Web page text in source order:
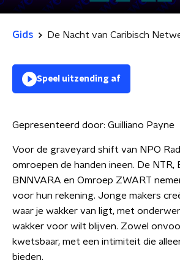
Gids De Nacht van Caribisch
Speel uitzending af
Gepresenteerd door: Guilliano Payne
Voor de graveyard shift van NPO
omroepen de handen ineen. De NTR,
BNNVARA en Omroep ZWART
voor hun rekening. Jonge makers
waar je wakker van ligt, met
wakker voor wilt blijven. Zowel
kwetsbaar, met een intimiteit die
bieden.